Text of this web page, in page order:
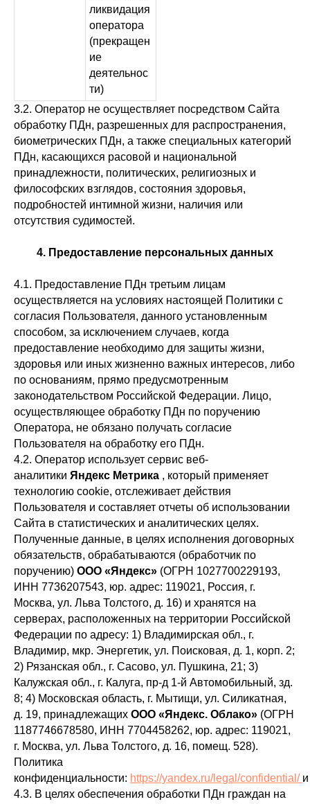
ликвидация
оператора
(прекращен
ие
деятельнос
ти)
3.2. Оператор не осуществляет посредством Сайта
обработку ПДн, разрешенных для распространения,
биометрических ПДн, а также специальных категорий
ПДн, касающихся расовой и национальной
принадлежности, политических, религиозных и
философских взглядов, состояния здоровья,
подробностей интимной жизни, наличия или
отсутствия судимостей.
4. Предоставление персональных данных
4.1. Предоставление ПДн третьим лицам
осуществляется на условиях настоящей Политики с
согласия Пользователя, данного установленным
способом, за исключением случаев, когда
предоставление необходимо для защиты жизни,
здоровья или иных жизненно важных интересов, либо
по основаниям, прямо предусмотренным
законодательством Российской Федерации. Лицо,
осуществляющее обработку ПДн по поручению
Оператора, не обязано получать согласие
Пользователя на обработку его ПДн.
4.2. Оператор использует сервис веб-
аналитики Яндекс Метрика , который применяет
технологию cookie, отслеживает действия
Пользователя и составляет отчеты об использовании
Сайта в статистических и аналитических целях.
Полученные данные, в целях исполнения договорных
обязательств, обрабатываются (обработчик по
поручению) ООО «Яндекс» (ОГРН 1027700229193,
ИНН 7736207543, юр. адрес: 119021, Россия, г.
Москва, ул. Льва Толстого, д. 16) и хранятся на
серверах, расположенных на территории Российской
Федерации по адресу: 1) Владимирская обл., г.
Владимир, мкр. Энергетик, ул. Поисковая, д. 1, корп. 2;
2) Рязанская обл., г. Сасово, ул. Пушкина, 21; 3)
Калужская обл., г. Калуга, пр-д 1-й Автомобильный, зд.
8; 4) Московская область, г. Мытищи, ул. Силикатная,
д. 19, принадлежащих ООО «Яндекс. Облако» (ОГРН
1187746678580, ИНН 7704458262, юр. адрес: 119021,
г. Москва, ул. Льва Толстого, д. 16, помещ. 528).
Политика
конфиденциальности: https://yandex.ru/legal/confidential/
4.3. В целях обеспечения обработки ПДн граждан на